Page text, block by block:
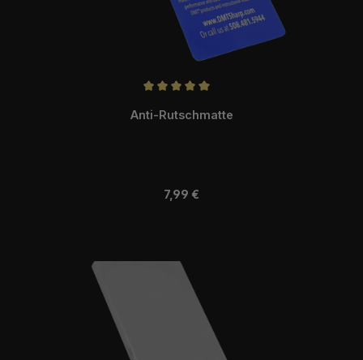
Anti-Rutschmatte
Regulärer Preis:
7,99 €